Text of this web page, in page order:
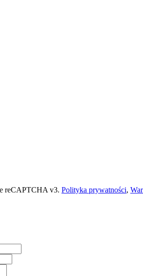
reCAPTCHA v3. Polityka prywatności,